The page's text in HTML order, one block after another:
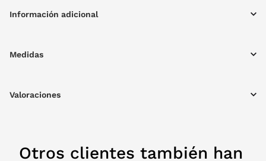
Información adicional
Medidas
Valoraciones
Otros clientes también han